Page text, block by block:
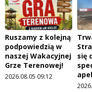
Ruszamy z kolejną
podpowiedzią w
naszej Wakacyjnej
Grze Terenowej!
2026.08.05 09:12
się